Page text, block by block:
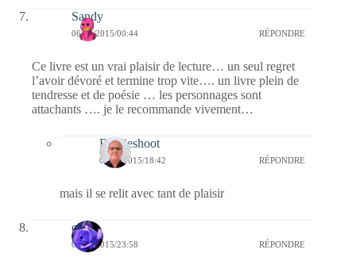
Sandy
06/06/2015/00:44 RÉPONDRE
Ce livre est un vrai plaisir de lecture… un seul regret
l’avoir dévoré et termine trop vite…. un livre plein de
tendresse et de poésie … les personnages sont
attachants …. je le recommande vivement…
Bernieshoot
06/06/2015/18:42 RÉPONDRE
mais il se relit avec tant de plaisir
covix
05/06/2015/23:58 RÉPONDRE